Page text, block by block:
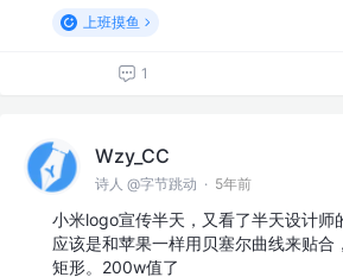
上班摸鱼
1
Wzy_CC
诗人 @字节跳动 · 5年前
小米logo宣传半天，又看了半天设计师
应该是和苹果一样用贝塞尔曲线来贴合
矩形。200w值了